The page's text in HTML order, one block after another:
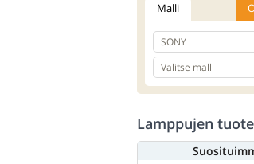
Malli
Lamppujen